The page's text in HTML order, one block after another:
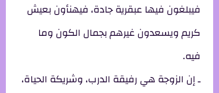
فيبلغون فيها عبقرية جادة، فيهنأون بعيش
كريم ويسعدون غيرهم بجمال الكون وما
فيه.
ـ إن الزوجة هي رفيقة الدرب، وشريكة الحياة،